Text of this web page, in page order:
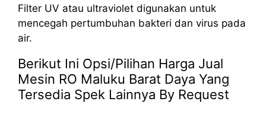
Filter UV atau ultraviolet digunakan untuk
mencegah pertumbuhan bakteri dan virus pada
air.
Berikut Ini Opsi/Pilihan Harga Jual
Mesin RO Maluku Barat Daya Yang
Tersedia Spek Lainnya By Request